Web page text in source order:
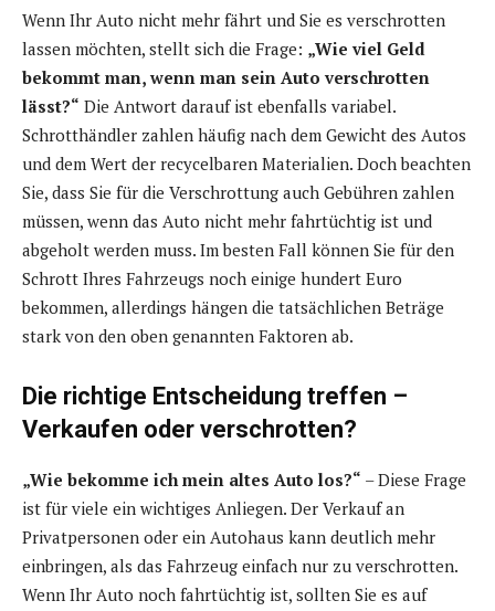
Wenn Ihr Auto nicht mehr fährt und Sie es verschrotten
lassen möchten, stellt sich die Frage: „Wie viel Geld
bekommt man, wenn man sein Auto verschrotten
lässt?“ Die Antwort darauf ist ebenfalls variabel.
Schrotthändler zahlen häufig nach dem Gewicht des Autos
und dem Wert der recycelbaren Materialien. Doch beachten
Sie, dass Sie für die Verschrottung auch Gebühren zahlen
müssen, wenn das Auto nicht mehr fahrtüchtig ist und
abgeholt werden muss. Im besten Fall können Sie für den
Schrott Ihres Fahrzeugs noch einige hundert Euro
bekommen, allerdings hängen die tatsächlichen Beträge
stark von den oben genannten Faktoren ab.
Die richtige Entscheidung treffen –
Verkaufen oder verschrotten?
„Wie bekomme ich mein altes Auto los?“ – Diese Frage
ist für viele ein wichtiges Anliegen. Der Verkauf an
Privatpersonen oder ein Autohaus kann deutlich mehr
einbringen, als das Fahrzeug einfach nur zu verschrotten.
Wenn Ihr Auto noch fahrtüchtig ist, sollten Sie es auf